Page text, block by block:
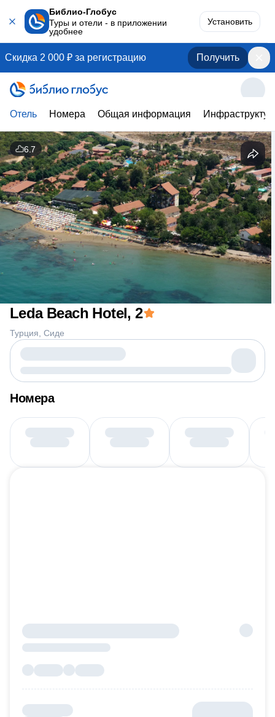
Библио-Глобус
Туры и отели - в приложении
удобнее
Установить
Скидка 2 000 ₽ за регистрацию Получить
Отель Номера Общая информация
Leda Beach Hotel, 2
Турция Сиде
6.7
Номера